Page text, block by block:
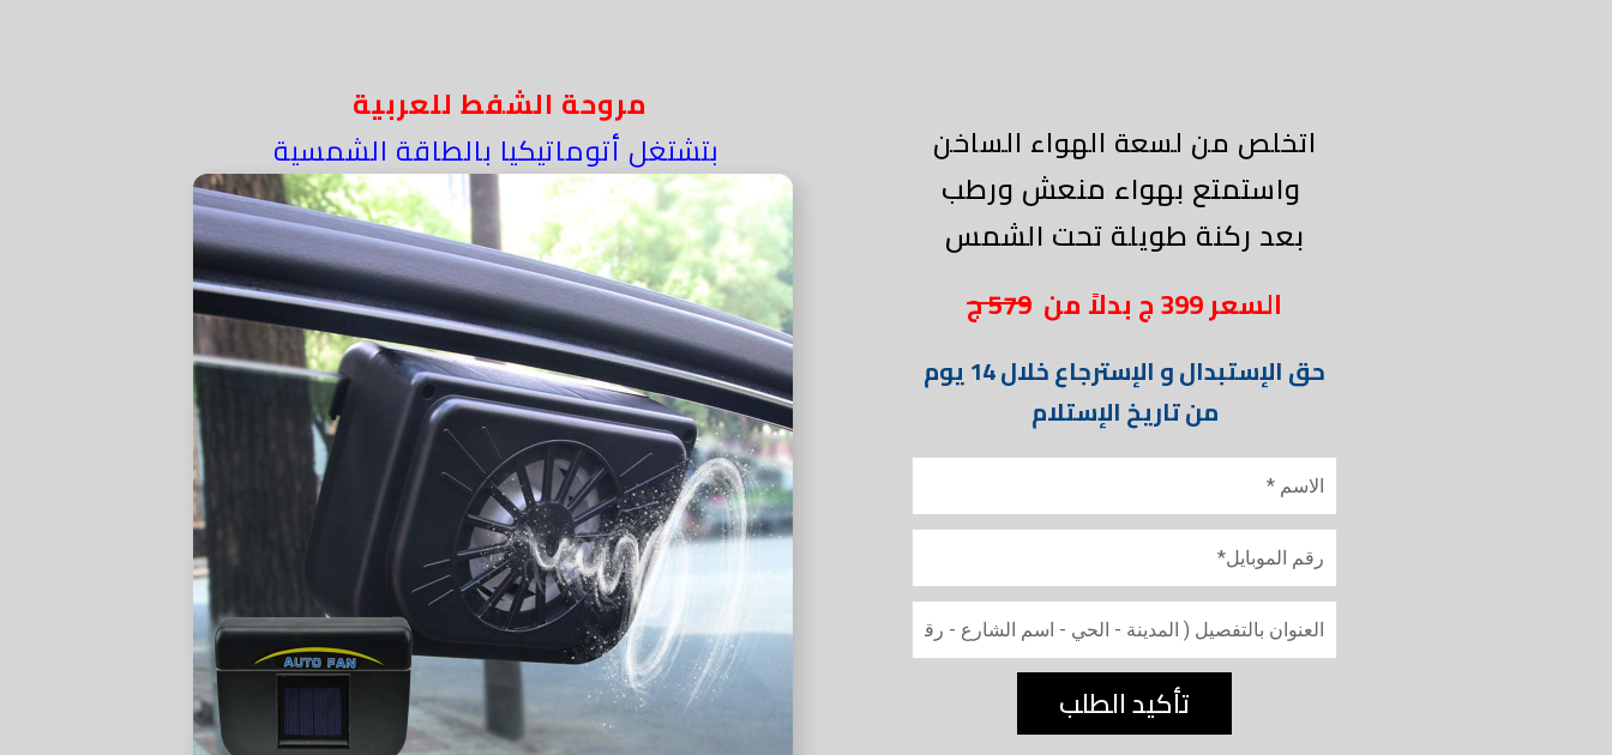
مروحة الشفط للعربية
اتخلص من لسعة الهواء الساخن
بعد ركنة طويلة تحت الشمس
السعر 399 ج بدلاً من 579 ج
حق الإستبدال و الإسترجاع خلال 14 يوم
من تاريخ الإستلام
تأكيد الطلب